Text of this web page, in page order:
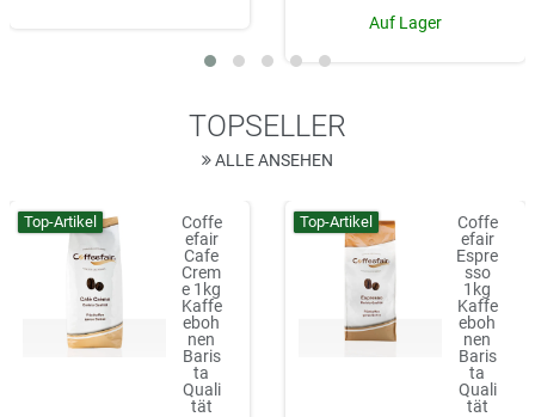
Auf Lager
TOPSELLER
ALLE ANSEHEN
Top-Artikel
Coffe
efair
Cafe
Crem
e 1kg
Kaffe
eboh
nen
Baris
ta
Quali
tät
Top-Artikel
Coffe
efair
Espre
sso
1kg
Kaffe
eboh
nen
Baris
ta
Quali
tät